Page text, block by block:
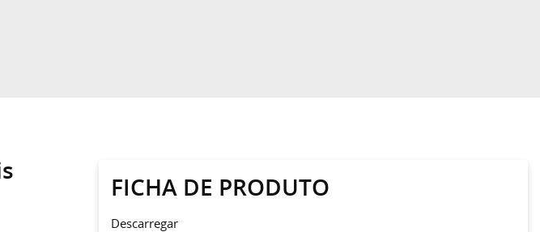
FICHA DE PRODUTO
Descarregar